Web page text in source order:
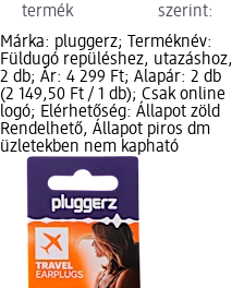
termék
szerint:
Márka: pluggerz; Terméknév:
Füldugó repüléshez, utazáshoz,
2 db; Ár: 4 299 Ft; Alapár: 2 db
(2 149,50 Ft / 1 db); Csak online
logó; Elérhetőség: Állapot zöld
Rendelhető, Állapot piros dm
üzletekben nem kapható